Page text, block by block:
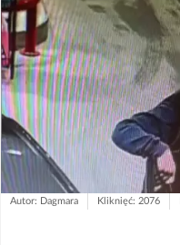
Autor: Dagmara Kliknięć: 2076